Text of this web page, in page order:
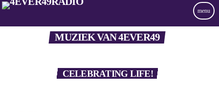
menu
MUZIEK VAN 4EVER49
CELEBRATING LIFE!